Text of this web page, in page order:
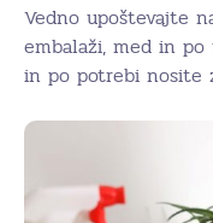
Vedno upoštevajte
embalaži, med in
in po potrebi nosite